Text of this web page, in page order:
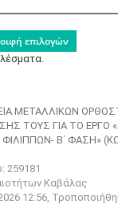
ΜΕΤΑΛΛΙΚΩΝ
ΤΟΥΣ ΓΙΑ ΤΟ ΕΡΓΟ
Β΄ ΦΑΣΗ»
259181
Καβάλας
12:56,